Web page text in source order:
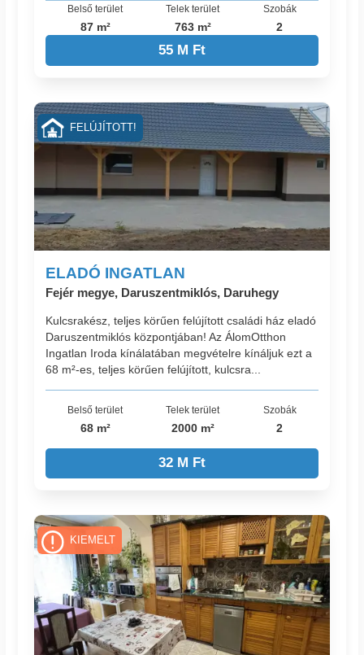
Belső terület
87 m²
Telek terület
763 m²
Szobák
2
55 M Ft
ELADÓ INGATLAN
Fejér megye, Daruszentmiklós, Daruhegy
Kulcsrakész, teljes körűen felújított családi ház eladó
Daruszentmiklós központjában! Az ÁlomOtthon
Ingatlan Iroda kínálatában megvételre kínáljuk ezt a
68 m²-es, teljes körűen felújított, kulcsra...
Belső terület
68 m²
Telek terület
2000 m²
Szobák
2
32 M Ft
FELÚJÍTOTT!
KIEMELT